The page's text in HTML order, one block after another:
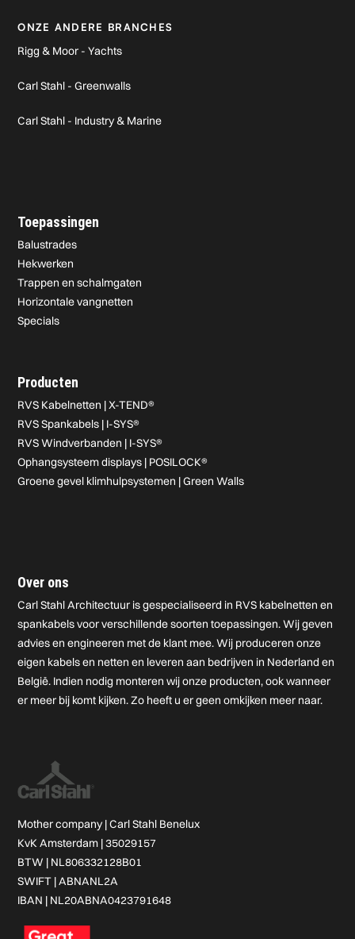
ONZE ANDERE BRANCHES
Rigg & Moor - Yachts
Carl Stahl - Greenwalls
Carl Stahl - Industry & Marine
Toepassingen
Balustrades
Hekwerken
Trappen en schalmgaten
Horizontale vangnetten
Specials
Producten
RVS Kabelnetten | X-TEND®
RVS Spankabels | I-SYS®
RVS Windverbanden | I-SYS®
Ophangsysteem displays | POSILOCK®
Groene gevel klimhulpsystemen | Green Walls
Over ons
Carl Stahl Architectuur is gespecialiseerd in RVS kabelnetten en
spankabels voor verschillende soorten toepassingen. Wij geven
advies en engineeren met de klant mee. Wij produceren onze
eigen kabels en netten en leveren aan bedrijven in Nederland en
België. Indien nodig monteren wij onze producten, ook wanneer
er meer bij komt kijken. Zo heeft u er geen omkijken meer naar.
Mother company |Carl Stahl Benelux
KvK Amsterdam | 35029157
BTW | NL806332128B01
SWIFT | ABNANL2A
IBAN | NL20ABNA0423791648